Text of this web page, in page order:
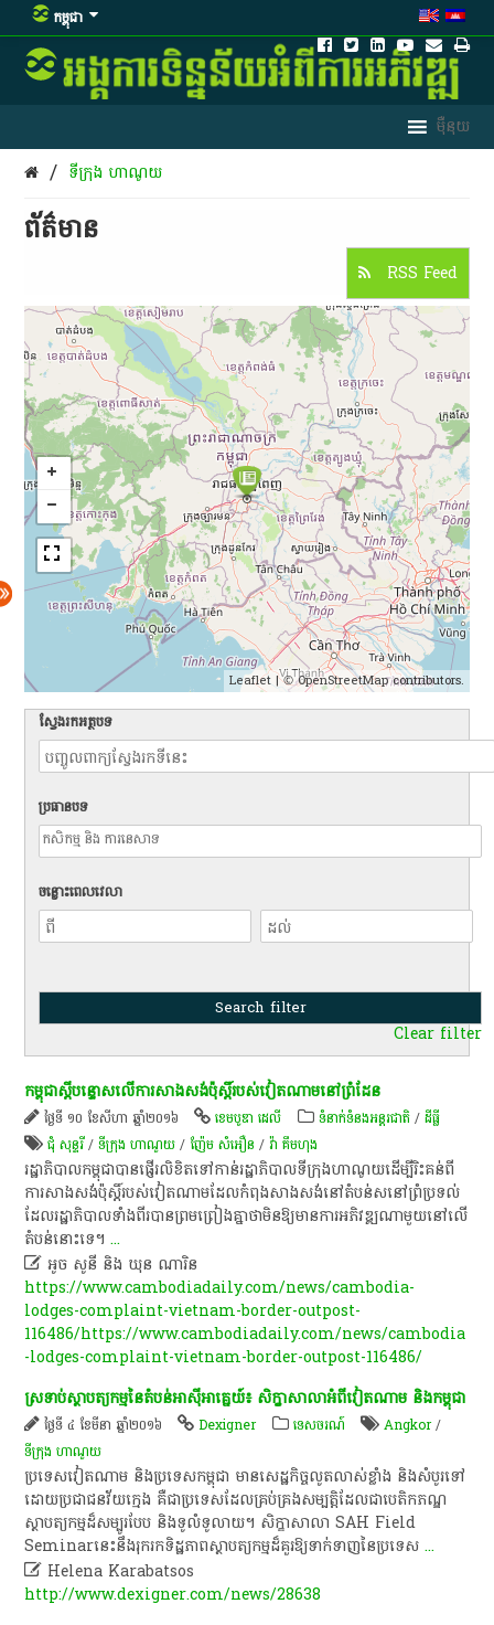
កម្ពុជា
/ ទីក្រុង ហាណូយ
ព័ត៌មាន​
RSS Feed
Leaflet| ©OpenStreetMapcontributors.
ស្វែងរកអត្ថបទ
ប្រធានបទ
ចន្លោះពេលវេលា
Clear filter
កម្ពុជាស្តីបន្ទោសលើការសាងសង់ប៉ុស្តិ៍របស់វៀតណាមនៅព្រំដែន
ថ្ងៃទី ១០ ខែសីហា ឆ្នាំ២០១៦ ខេមបូឌា ដេលី ទំនាក់ទំនងអន្តរជាតិ /ដីធ្លី
ជុំ​ សុន្ទរី/ទីក្រុង ហាណូយ /ញ៉ែម សំអឿន /វ៉ា គឹមហុង
រដ្ឋាភិបាលកម្ពុជាបានផ្ញើរលិខិតទៅកាន់រដ្ឋាភិបាលទីក្រុងហាណូយដើម្បីរិះគន់ពី
ការសាងសង់ប៉ុស្តិ៍របស់វៀតណាមដែលកំពុងសាងសង់នៅតំបន់សនៅព្រំប្រទល់
ដែលរដ្ឋាភិបាលទាំងពីរបានព្រមព្រៀងគ្នាថាមិនឱ្យមានការអភិវឌ្ឍណាមួយនៅលើ
តំបន់នោះទេ។...
 អូច សូនី និង ឃុន ណារិន
https://www.cambodiadaily.com/news/cambodia-
lodges-complaint-vietnam-border-outpost-
116486/https://www.cambodiadaily.com/news/cambodia
-lodges-complaint-vietnam-border-outpost-116486/
ស្រទាប់ស្ថាបត្យកម្មនៃតំបន់អាស៊ីអាគ្នេយ៍៖ សិក្ខាសាលាអំពីវៀតណាម និងកម្ពុជា
ថ្ងៃទី ៤ ខែមីនា ឆ្នាំ២០១៦ Dexigner ទេសចរណ៍ Angkor/
ទីក្រុង ហាណូយ
ប្រទេស​វៀតណាម​ និង​ប្រទេស​កម្ពុជា​ មាន​សេដ្ឋកិច្ច​លូតលាស់​ខ្លាំង​ និង​សំបូរ​ទៅ​
ដោយ​ប្រជាជន​វ័យក្មេង​ គឺជា​ប្រទេស​ដែល​គ្រប់គ្រង​សម្បត្តិ​ដែល​ជា​បេតិកភណ្ឌ​
ស្ថាបត្យកម្ម​ដ៏​សម្បូរ​បែប​ និង​ទូលំទូលាយ​។​ សិក្ខាសាលា​ SAH​ Field​
Seminar​នេះ​នឹង​រុករក​ទិដ្ឋភាព​ស្ថាបត្យកម្ម​ដ៏​គួរ​ឱ្យ​ទាក់ទាញ​នៃ​ប្រទេស...
 Helena Karabatsos
http://www.dexigner.com/news/28638